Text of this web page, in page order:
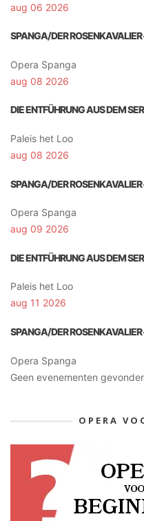
aug 06 2026
SPANGA/DER ROSENKAVALIER
Opera Spanga
aug 08 2026
DIE ENTFÜHRUNG AUS DEM
Paleis het Loo
aug 08 2026
SPANGA/DER ROSENKAVALIER
Opera Spanga
aug 09 2026
DIE ENTFÜHRUNG AUS DEM
Paleis het Loo
aug 11 2026
SPANGA/DER ROSENKAVALIER
Opera Spanga
Geen evenementen
OPERA